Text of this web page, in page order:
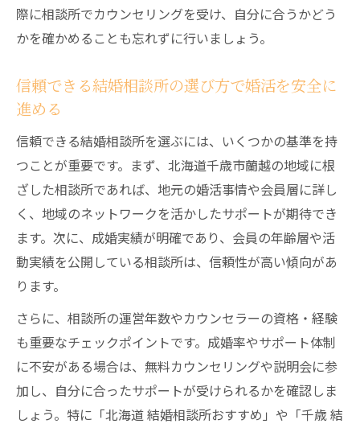
際に相談所でカウンセリングを受け、自分に合うかどう
かを確かめることも忘れずに行いましょう。
信頼できる結婚相談所の選び方で婚活を安全に
進める
信頼できる結婚相談所を選ぶには、いくつかの基準を持
つことが重要です。まず、北海道千歳市蘭越の地域に根
ざした相談所であれば、地元の婚活事情や会員層に詳し
く、地域のネットワークを活かしたサポートが期待でき
ます。次に、成婚実績が明確であり、会員の年齢層や活
動実績を公開している相談所は、信頼性が高い傾向があ
ります。
さらに、相談所の運営年数やカウンセラーの資格・経験
も重要なチェックポイントです。成婚率やサポート体制
に不安がある場合は、無料カウンセリングや説明会に参
加し、自分に合ったサポートが受けられるかを確認しま
しょう。特に「北海道 結婚相談所おすすめ」や「千歳 結